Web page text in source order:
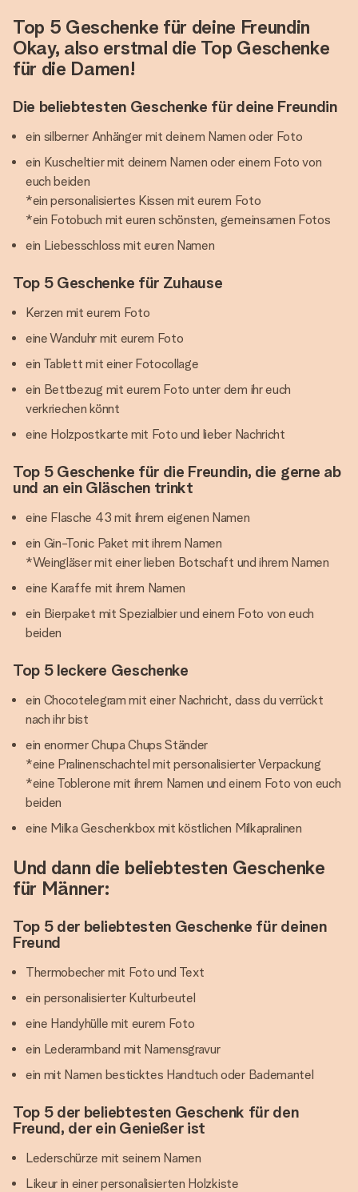
Top 5 Geschenke für deine Freundin
Okay, also erstmal die Top Geschenke
für die Damen!
Die beliebtesten Geschenke für deine Freundin
ein silberner Anhänger mit deinem Namen oder Foto
ein Kuscheltier mit deinem Namen oder einem Foto von
euch beiden
*ein personalisiertes Kissen mit eurem Foto
*ein Fotobuch mit euren schönsten, gemeinsamen Fotos
ein Liebesschloss mit euren Namen
Top 5 Geschenke für Zuhause
Kerzen mit eurem Foto
eine Wanduhr mit eurem Foto
ein Tablett mit einer Fotocollage
ein Bettbezug mit eurem Foto unter dem ihr euch
verkriechen könnt
eine Holzpostkarte mit Foto und lieber Nachricht
Top 5 Geschenke für die Freundin, die gerne ab
und an ein Gläschen trinkt
eine Flasche 43 mit ihrem eigenen Namen
ein Gin-Tonic Paket mit ihrem Namen
*Weingläser mit einer lieben Botschaft und ihrem Namen
eine Karaffe mit ihrem Namen
ein Bierpaket mit Spezialbier und einem Foto von euch
beiden
Top 5 leckere Geschenke
ein Chocotelegram mit einer Nachricht, dass du verrückt
nach ihr bist
ein enormer Chupa Chups Ständer
*eine Pralinenschachtel mit personalisierter Verpackung
*eine Toblerone mit ihrem Namen und einem Foto von euch
beiden
eine Milka Geschenkbox mit köstlichen Milkapralinen
Und dann die beliebtesten Geschenke
für Männer:
Top 5 der beliebtesten Geschenke für deinen
Freund
Thermobecher mit Foto und Text
ein personalisierter Kulturbeutel
eine Handyhülle mit eurem Foto
ein Lederarmband mit Namensgravur
ein mit Namen besticktes Handtuch oder Bademantel
Top 5 der beliebtesten Geschenk für den
Freund, der ein Genießer ist
Lederschürze mit seinem Namen
Likeur in einer personalisierten Holzkiste